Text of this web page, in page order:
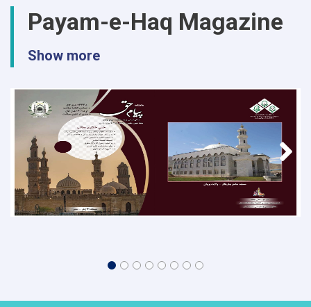
Payam-e-Haq Magazine
Show more